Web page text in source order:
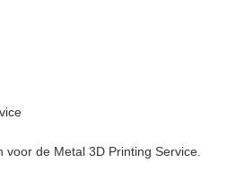
de Metal 3D Printing Service.